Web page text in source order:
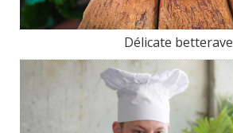
Délicate betterave